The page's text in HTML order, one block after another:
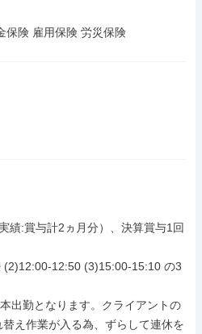
保険 雇用保険 労災保険
績:賞与計2ヵ月分）、決算賞与1回
12:50 (3)15:00-15:10 の3
出勤となります。クライアントの
え作業が入る為、ずらして連休を